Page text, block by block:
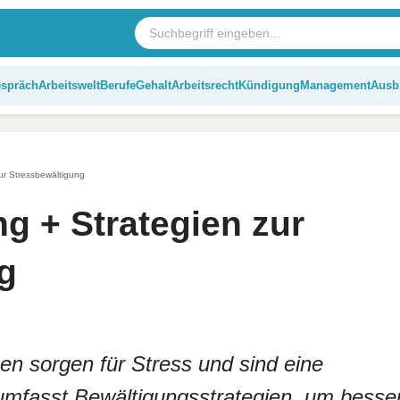
ArbeitsweltBerufeGehaltArbeitsrechtKündigung Management
Stressbewältigung
+ Strategien zur
sorgen für Stress und sind eine